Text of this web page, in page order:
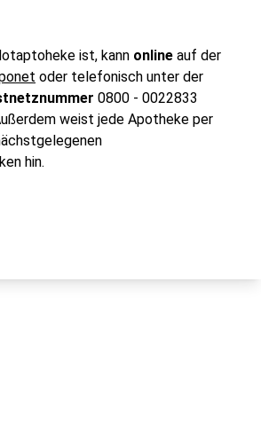
ist, kann online auf der
oder telefonisch unter der
0800 - 0022833
weist jede Apotheke per
hin.